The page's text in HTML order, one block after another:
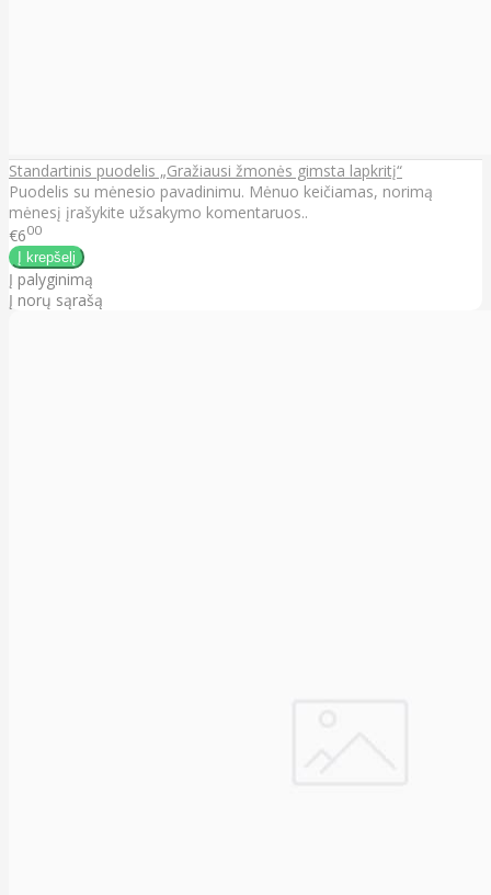
Standartinis puodelis „Gražiausi žmonės gimsta lapkritį“
Puodelis su mėnesio pavadinimu. Mėnuo keičiamas, norimą
mėnesį įrašykite užsakymo komentaruos..
€600
Į palyginimą
Į norų sąrašą